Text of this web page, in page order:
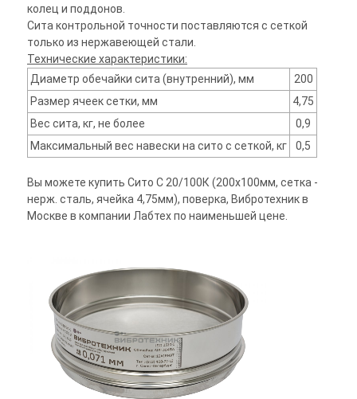
колец и поддонов.
Сита контрольной точности поставляются с сеткой
только из нержавеющей стали.
Технические характеристики:
Диаметр обечайки сита (внутренний), мм
200
Размер ячеек сетки, мм
4,75
Вес сита, кг, не более
0,9
Максимальный вес навески на сито с сеткой, кг
0,5
Вы можете купить Сито С 20/100К (200х100мм, сетка -
нерж. сталь, ячейка 4,75мм), поверка, Вибротехник в
Москве в компании Лабтех по наименьшей цене.